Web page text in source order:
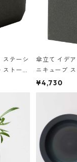
ステーシ
ストーン
Station
傘立て イデ
ニキューブ
石調 ideaco
E ストーン
¥4,730